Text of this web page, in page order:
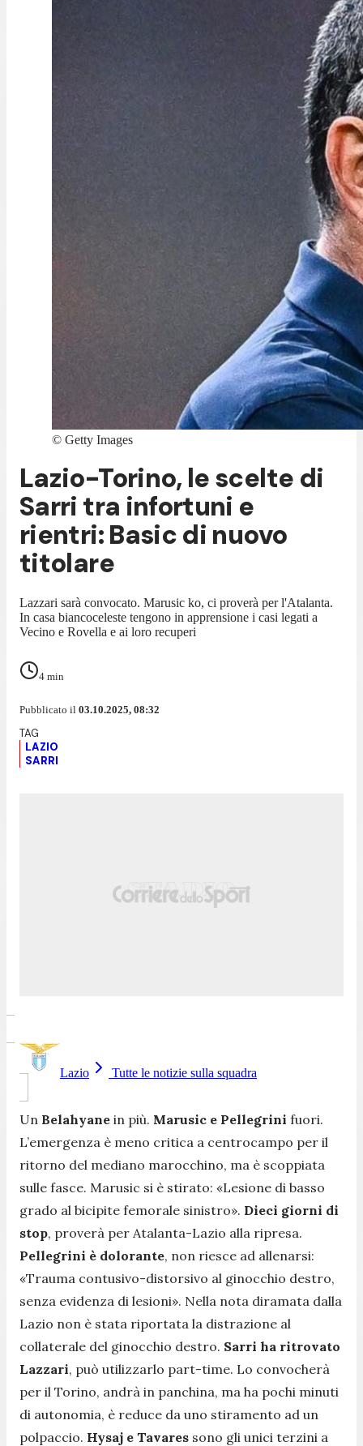
© Getty Images
Lazio-Torino, le scelte di
Sarri tra infortuni e
rientri: Basic di nuovo
titolare
Lazzari sarà convocato. Marusic ko, ci proverà per l'Atalanta.
In casa biancoceleste tengono in apprensione i casi legati a
Vecino e Rovella e ai loro recuperi
4 min
Pubblicato il 03.10.2025, 08:32
LAZIO
SARRI
Lazio Tutte le notizie sulla squadra
Un Belahyane in più. Marusic e Pellegrini fuori.
L’emergenza è meno critica a centrocampo per il
ritorno del mediano marocchino, ma è scoppiata
sulle fasce. Marusic si è stirato: «Lesione di basso
grado al bicipite femorale sinistro». Dieci giorni di
stop, proverà per Atalanta-Lazio alla ripresa.
Pellegrini è dolorante, non riesce ad allenarsi:
«Trauma contusivo-distorsivo al ginocchio destro,
senza evidenza di lesioni». Nella nota diramata dalla
Lazio non è stata riportata la distrazione al
collaterale del ginocchio destro. Sarri ha ritrovato
Lazzari, può utilizzarlo part-time. Lo convocherà
per il Torino, andrà in panchina, ma ha pochi minuti
di autonomia, è reduce da uno stiramento ad un
polpaccio. Hysaj e Tavares sono gli unici terzini a